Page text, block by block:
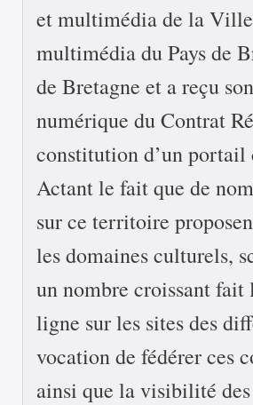
et multimédia de la
multimédia du Pays de
de Bretagne et a reçu
numérique du Contrat
constitution d’un
Actant le fait que de
sur ce territoire
les domaines culturels,
un nombre croissant fait
ligne sur les sites des
vocation de fédérer ces
ainsi que la visibilité